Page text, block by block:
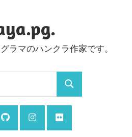
ラマのハンクラ作家です。
検
索